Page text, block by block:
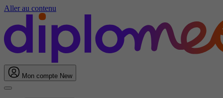
Aller au contenu
Mon compte New